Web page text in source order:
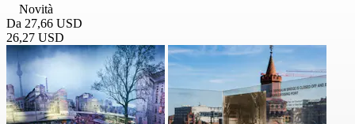
Novità
Da 27,66 USD
26,27 USD